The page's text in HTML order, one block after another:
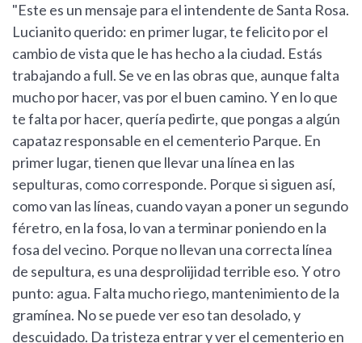
"Este es un mensaje para el intendente de Santa Rosa.
Lucianito querido: en primer lugar, te felicito por el
cambio de vista que le has hecho a la ciudad. Estás
trabajando a full. Se ve en las obras que, aunque falta
mucho por hacer, vas por el buen camino. Y en lo que
te falta por hacer, quería pedirte, que pongas a algún
capataz responsable en el cementerio Parque. En
primer lugar, tienen que llevar una línea en las
sepulturas, como corresponde. Porque si siguen así,
como van las líneas, cuando vayan a poner un segundo
féretro, en la fosa, lo van a terminar poniendo en la
fosa del vecino. Porque no llevan una correcta línea
de sepultura, es una desprolijidad terrible eso. Y otro
punto: agua. Falta mucho riego, mantenimiento de la
gramínea. No se puede ver eso tan desolado, y
descuidado. Da tristeza entrar y ver el cementerio en